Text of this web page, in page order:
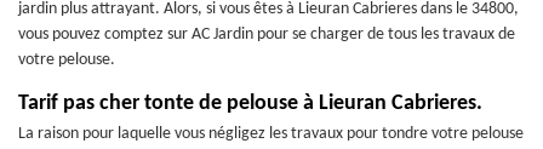
jardin plus attrayant. Alors, si vous êtes à Lieuran Cabrieres dans le 34800,
vous pouvez comptez sur AC Jardin pour se charger de tous les travaux de
votre pelouse.
Tarif pas cher tonte de pelouse à Lieuran Cabrieres.
La raison pour laquelle vous négligez les travaux pour tondre votre pelouse